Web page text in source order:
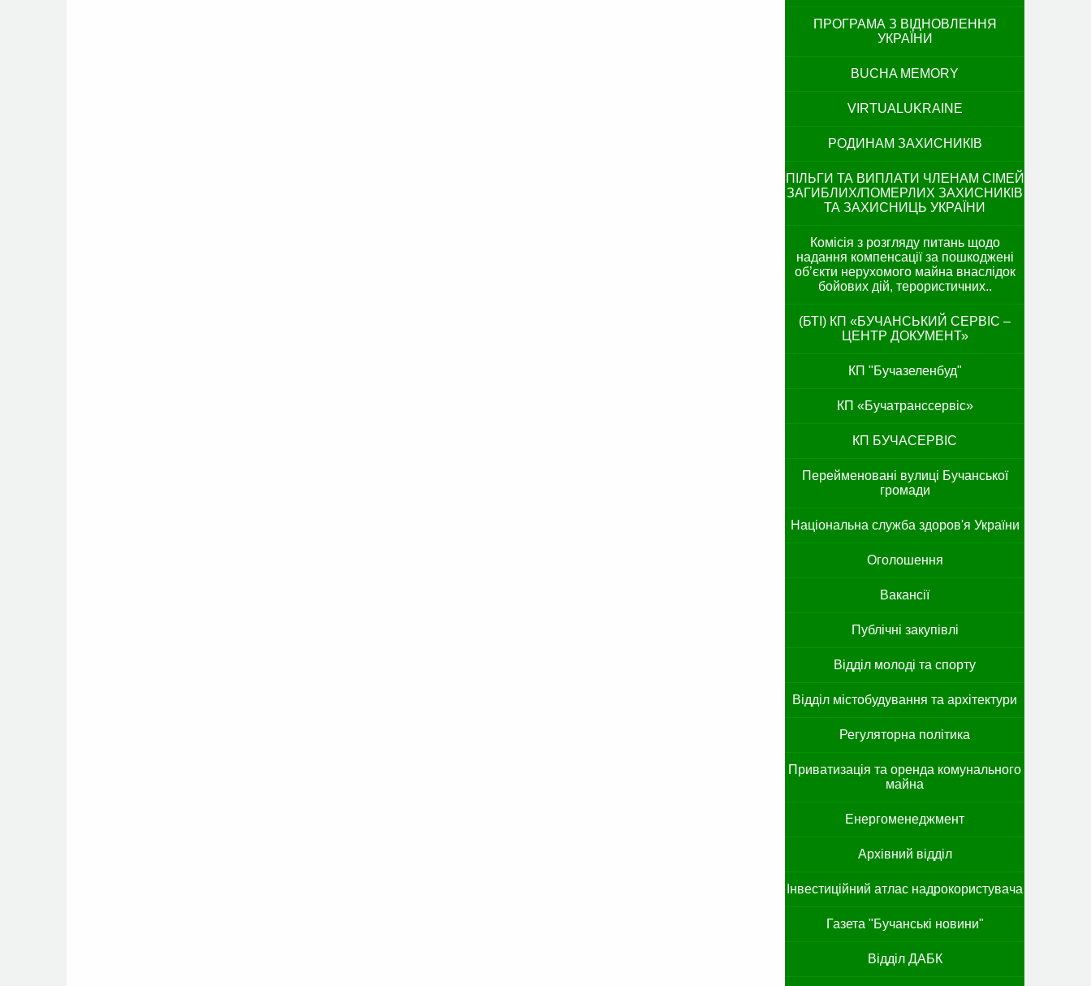
ПРОГРАМА З ВІДНОВЛЕННЯ
УКРАЇНИ
BUCHA MEMORY
VIRTUALUKRAINE
РОДИНАМ ЗАХИСНИКІВ
ПІЛЬГИ ТА ВИПЛАТИ ЧЛЕНАМ СІМЕЙ
ЗАГИБЛИХ/ПОМЕРЛИХ ЗАХИСНИКІВ
ТА ЗАХИСНИЦЬ УКРАЇНИ
Комісія з розгляду питань щодо
надання компенсації за пошкоджені
об’єкти нерухомого майна внаслідок
бойових дій, терористичних..
(БТІ) КП «БУЧАНСЬКИЙ СЕРВІС –
ЦЕНТР ДОКУМЕНТ»
КП "Бучазеленбуд"
КП «Бучатранссервіс»
КП БУЧАСЕРВІС
Перейменовані вулиці Бучанської
громади
Національна служба здоров'я України
Оголошення
Вакансії
Публічні закупівлі
Відділ молоді та спорту
Відділ містобудування та архітектури
Регуляторна політика
Приватизація та оренда комунального
майна
Енергоменеджмент
Архівний відділ
Інвестиційний атлас надрокористувача
Газета "Бучанські новини"
Відділ ДАБК